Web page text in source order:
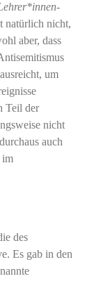
natürlich nicht,
aber, dass
um
Teil der
nicht
auch
im
des
Es gab in den